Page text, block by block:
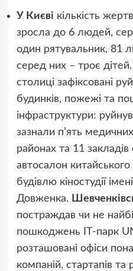
У Києві кількість
зросла до 6 людей,
один рятувальник, 81
серед них – троє
столиці зафіксовані
будинків, пожежі та
інфраструктури:
зазнали п’ять
районах та 11
автосалон
будівлю кіностудії
Довженка.
постраждав чи не
пошкоджень IT-парк
розташовані офіси
компаній, стартапів та